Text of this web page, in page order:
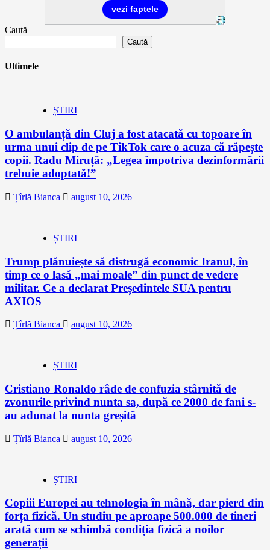
Caută
Caută
Ultimele
ȘTIRI
O ambulanță din Cluj a fost atacată cu topoare în
urma unui clip de pe TikTok care o acuza că răpește
copii. Radu Miruță: „Legea împotriva dezinformării
trebuie adoptată!”
Țîrlă Bianca august 10, 2026
ȘTIRI
Trump plănuiește să distrugă economic Iranul, în
timp ce o lasă „mai moale” din punct de vedere
militar. Ce a declarat Președintele SUA pentru
AXIOS
Țîrlă Bianca august 10, 2026
ȘTIRI
Cristiano Ronaldo râde de confuzia stârnită de
zvonurile privind nunta sa, după ce 2000 de fani s-
au adunat la nunta greșită
Țîrlă Bianca august 10, 2026
ȘTIRI
Copiii Europei au tehnologia în mână, dar pierd din
forța fizică. Un studiu pe aproape 500.000 de tineri
arată cum se schimbă condiția fizică a noilor
generații